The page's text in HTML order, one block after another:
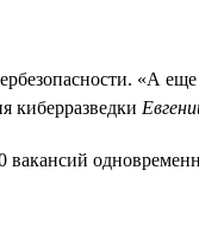
«А
киберразведки